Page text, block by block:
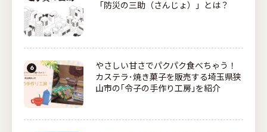
「防災の三助（さんじょ）」とは？
やさしい甘さでパクパク食べちゃう！
カステラ･焼き菓子を販売する埼玉県狭
山市の｢令子の手作り工房｣を紹介